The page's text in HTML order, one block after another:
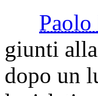
giunti
dopo un